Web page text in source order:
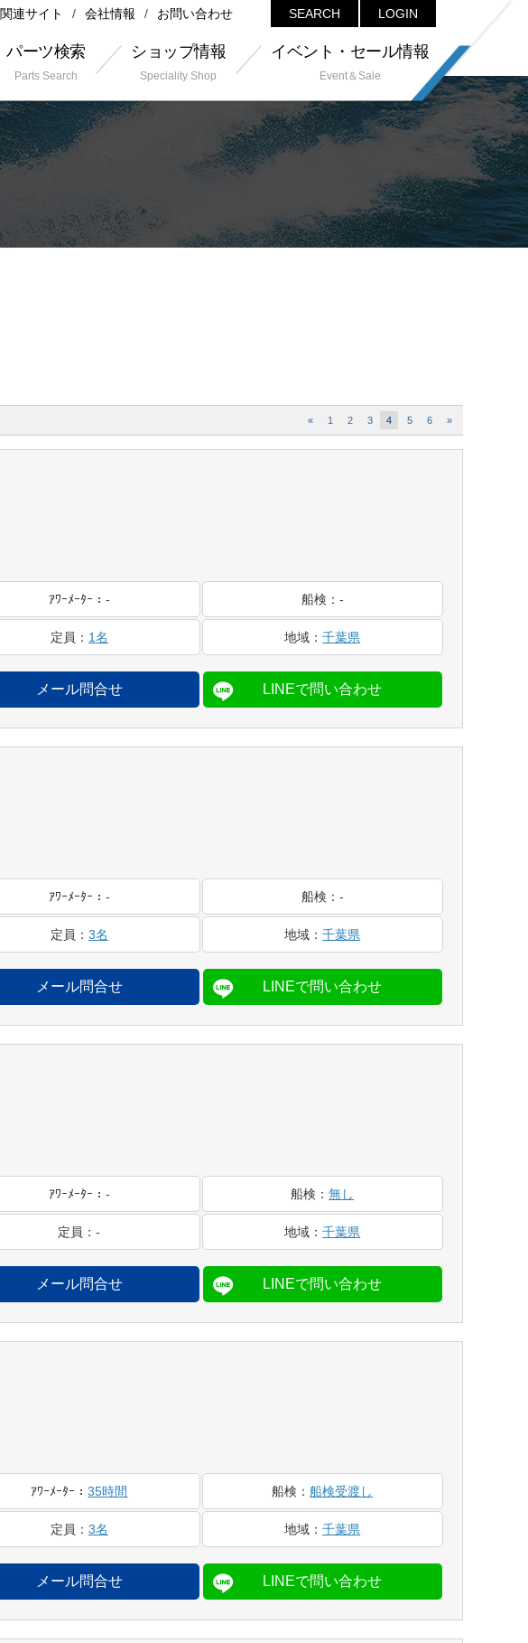
関連サイト 会社情報 お問い合わせ SEARCH LOGIN
パーツ検索
Parts Search
ショップ情報
Speciality Shop
イベント・セール情報
Event＆Sale
« 1 2 3 4 5 6 »
ｱﾜｰﾒｰﾀｰ ： - 船検 ： -
定員 ： 1名 地域 ：千葉県
メール問合せ
ｱﾜｰﾒｰﾀｰ ： - 船検 ： -
定員 ： 3名 地域 ：千葉県
メール問合せ
ｱﾜｰﾒｰﾀｰ ： - 船検 ：無し
定員 ：- 地域 ：千葉県
メール問合せ
ｱﾜｰﾒｰﾀｰ ：35時間 船検 ：船検受渡し
定員 ： 3名 地域 ：千葉県
メール問合せ